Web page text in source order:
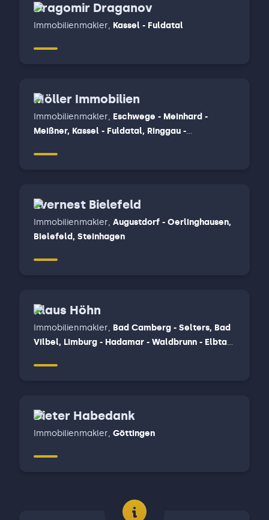
Dragomir Draganov
Immobilienmakler, Kassel - Fuldatal
Möller Immobilien
Immobilienmakler, Eschwege - Meinhard -
Meißner, Kassel - Fuldatal, Ringgau -
Evernest Bielefeld
Immobilienmakler, Augustdorf - Oerlinghausen,
Bielefeld, Steinhagen
Klaus Höhn
Immobilienmakler, Bad Camberg - Selters, Bad
Vilbel, Limburg - Hadamar - Waldbrunn - Elbtal,
Dieter Habedank
Immobilienmakler, Göttingen